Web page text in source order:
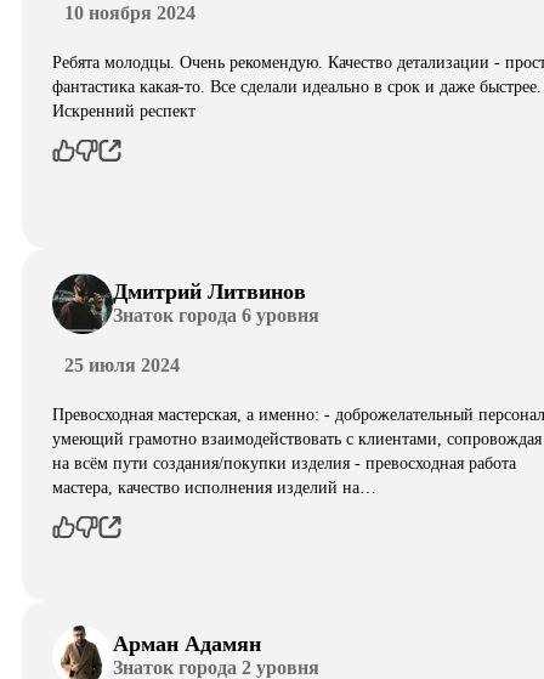
10 ноября 2024
Ребята молодцы. Очень рекомендую. Качество детализации -
фантастика какая-то. Все сделали идеально в срок и даже быстрее.
Искренний респект
Дмитрий Литвинов
Знаток города 6 уровня
25 июля 2024
Превосходная мастерская, а именно: - доброжелательный
умеющий грамотно взаимодействовать с клиентами,
на всём пути создания/покупки изделия - превосходная работа
мастера, качество исполнения изделий на…
Арман Адамян
Знаток города 2 уровня